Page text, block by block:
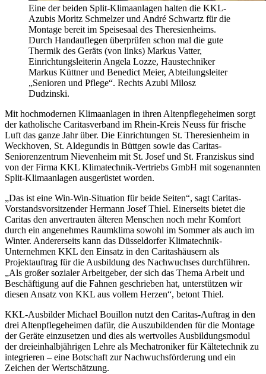
Eine der beiden Split-Klimaanlagen halten die KKL-
Azubis Moritz Schmelzer und André Schwartz für die
Montage bereit im Speisesaal des Theresienheims.
Durch Handauflegen überprüfen schon mal die gute
Thermik des Geräts (von links) Markus Vatter,
Einrichtungsleiterin Angela Lozze, Haustechniker
Markus Küttner und Benedict Meier, Abteilungsleiter
„Senioren und Pflege“. Rechts Azubi Milosz
Dudzinski.
Mit hochmodernen Klimaanlagen in ihren Altenpflegeheimen sorgt
der katholische Caritasverband im Rhein-Kreis Neuss für frische
Luft das ganze Jahr über. Die Einrichtungen St. Theresienheim in
Weckhoven, St. Aldegundis in Büttgen sowie das Caritas-
Seniorenzentrum Nievenheim mit St. Josef und St. Franziskus sind
von der Firma KKL Klimatechnik-Vertriebs GmbH mit sogenannten
Split-Klimaanlagen ausgerüstet worden.
„Das ist eine Win-Win-Situation für beide Seiten“, sagt Caritas-
Vorstandsvorsitzender Hermann Josef Thiel. Einerseits bietet die
Caritas den anvertrauten älteren Menschen noch mehr Komfort
durch ein angenehmes Raumklima sowohl im Sommer als auch im
Winter. Andererseits kann das Düsseldorfer Klimatechnik-
Unternehmen KKL den Einsatz in den Caritashäusern als
Projektauftrag für die Ausbildung des Nachwuchses durchführen.
„Als großer sozialer Arbeitgeber, der sich das Thema Arbeit und
Beschäftigung auf die Fahnen geschrieben hat, unterstützen wir
diesen Ansatz von KKL aus vollem Herzen“, betont Thiel.
KKL-Ausbilder Michael Bouillon nutzt den Caritas-Auftrag in den
drei Altenpflegeheimen dafür, die Auszubildenden für die Montage
der Geräte einzusetzen und dies als wertvolles Ausbildungsmodul
der dreieinhalbjährigen Lehre als Mechatroniker für Kältetechnik zu
integrieren – eine Botschaft zur Nachwuchsförderung und ein
Zeichen der Wertschätzung.